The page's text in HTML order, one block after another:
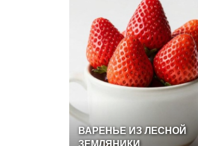
ВАРЕНЬЕ ИЗЛЕСНОЙ